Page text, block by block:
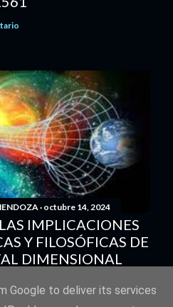
octubre 14, 2024
IMPLICACIONES
Y FILOSÓFICAS DE
DIMENSIONAL
Google to deliver its services